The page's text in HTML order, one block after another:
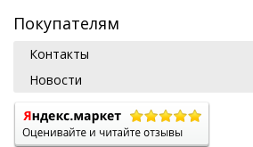
Покупателям
Контакты
Новости